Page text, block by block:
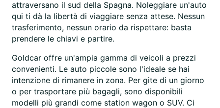
attraversano il sud della Spagna. Noleggiare un'auto
qui ti dà la libertà di viaggiare senza attese. Nessun
trasferimento, nessun orario da rispettare: basta
prendere le chiavi e partire.
Goldcar offre un'ampia gamma di veicoli a prezzi
convenienti. Le auto piccole sono l'ideale se hai
intenzione di rimanere in zona. Per gite di un giorno
o per trasportare più bagagli, sono disponibili
modelli più grandi come station wagon o SUV. Ci